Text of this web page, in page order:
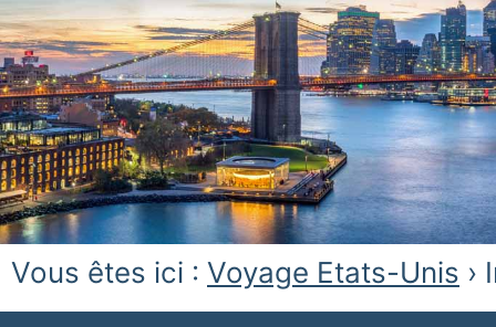
Vous êtes ici : Voyage Etats-Unis ›